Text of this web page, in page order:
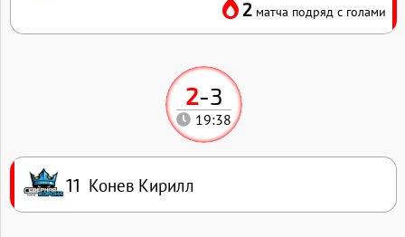
2-3
19:38
11 Конев Кирилл
2 матча подряд с голами